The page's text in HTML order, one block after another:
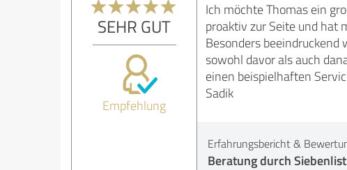
SEHR GUT
Empfehlung
Ich möchte Thomas ein
proaktiv zur Seite und hat
Besonders beeindruckend
sowohl davor als auch
einen beispielhaften
Sadik
Erfahrungsbericht &
Beratung durch